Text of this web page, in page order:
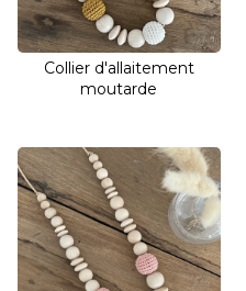
Collier d'allaitement
moutarde